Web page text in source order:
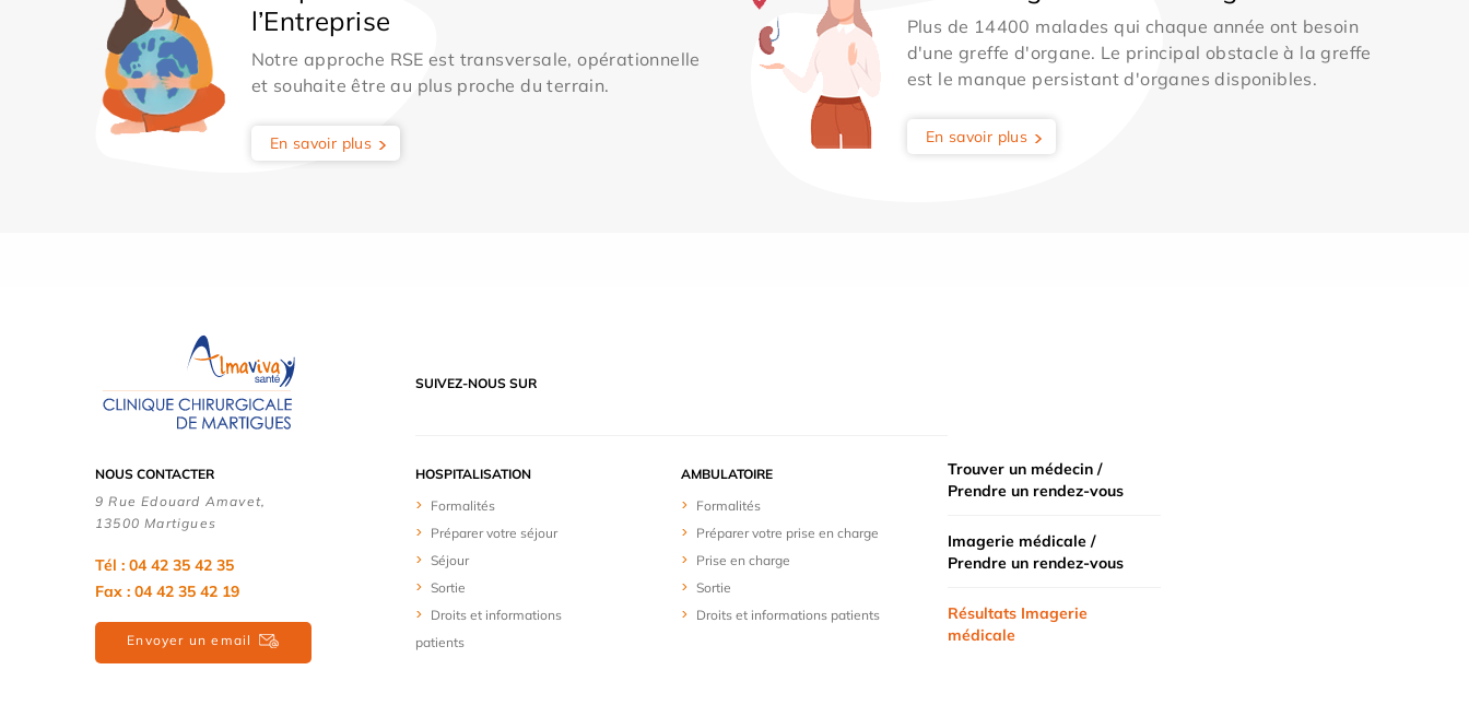
l’Entreprise
Notre approche RSE est transversale, opérationnelle
et souhaite être au plus proche du terrain.
En savoir plus
Plus de 14400 malades qui chaque année ont besoin
d'une greffe d'organe. Le principal obstacle à la greffe
est le manque persistant d'organes disponibles.
En savoir plus
SUIVEZ-NOUS SUR
NOUS CONTACTER
9 Rue Edouard Amavet,
13500 Martigues
Tél : 04 42 35 42 35
Fax : 04 42 35 42 19
Envoyer un email
HOSPITALISATION
Formalités
Préparer votre séjour
Séjour
Sortie
Droits et informations
patients
AMBULATOIRE
Formalités
Préparer votre prise en charge
Prise en charge
Sortie
Droits et informations patients
Trouver un médecin /
Prendre un rendez-vous
Imagerie médicale /
Prendre un rendez-vous
Résultats Imagerie
médicale